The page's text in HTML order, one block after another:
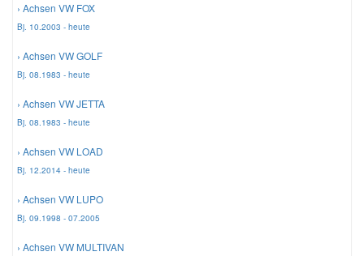
› Achsen VW FOX
Bj. 10.2003 - heute
› Achsen VW GOLF
Bj. 08.1983 - heute
› Achsen VW JETTA
Bj. 08.1983 - heute
› Achsen VW LOAD
Bj. 12.2014 - heute
› Achsen VW LUPO
Bj. 09.1998 - 07.2005
› Achsen VW MULTIVAN
Mazda Ersatzteile
Mercedes Ersatzteile
Mini Ersatzteile
Mitsubishi Ersatzteile
Nissan Ersatzteile
Porsche Ersatzteile